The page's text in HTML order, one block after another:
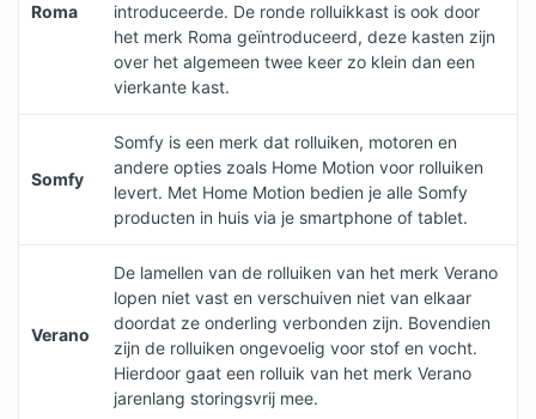
Roma
introduceerde. De ronde rolluikkast is ook door
het merk Roma geïntroduceerd, deze kasten zijn
over het algemeen twee keer zo klein dan een
vierkante kast.
Somfy
Somfy is een merk dat rolluiken, motoren en
andere opties zoals Home Motion voor rolluiken
levert. Met Home Motion bedien je alle Somfy
producten in huis via je smartphone of tablet.
Verano
De lamellen van de rolluiken van het merk Verano
lopen niet vast en verschuiven niet van elkaar
doordat ze onderling verbonden zijn. Bovendien
zijn de rolluiken ongevoelig voor stof en vocht.
Hierdoor gaat een rolluik van het merk Verano
jarenlang storingsvrij mee.